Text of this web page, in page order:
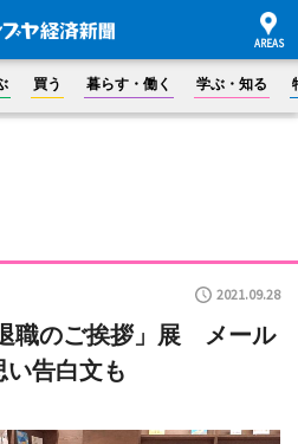
買う 暮らす・働く 学ぶ・知る
2021.09.28
職のご挨拶」展 メール
告白文も